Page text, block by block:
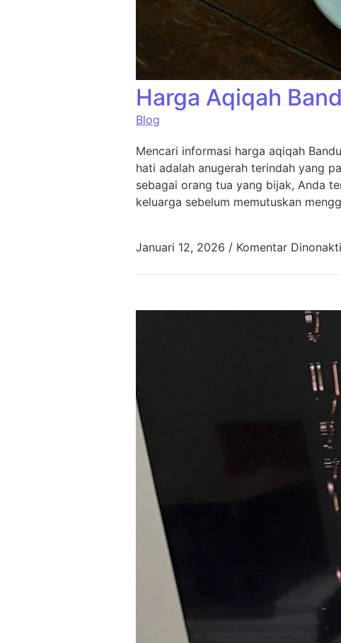
Harga Aqiqah
Blog
Mencari informasi harga aqiqah
hati adalah anugerah terindah yang
sebagai orang tua yang bijak, Anda
keluarga sebelum memutuskan
Januari 12, 2026 / Komentar